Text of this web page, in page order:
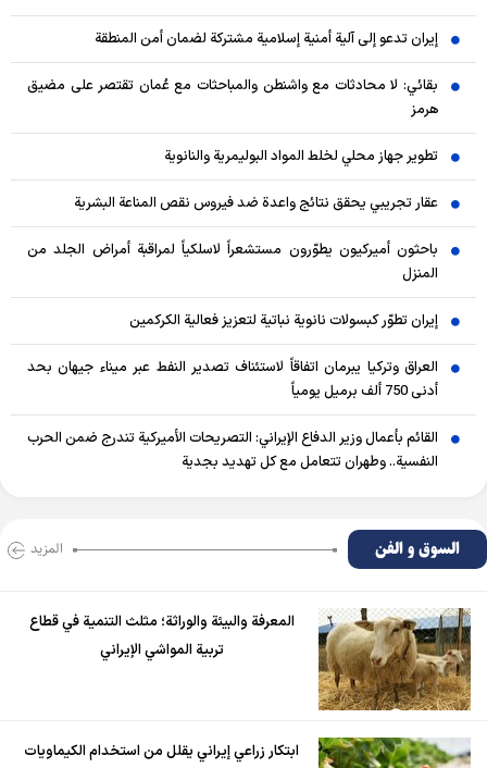
إيران تدعو إلى آلية أمنية إسلامية مشتركة لضمان أمن المنطقة
بقائي: لا محادثات مع واشنطن والمباحثات مع عُمان تقتصر على مضيق
هرمز
تطوير جهاز محلي لخلط المواد البوليمرية والنانوية
عقار تجريبي يحقق نتائج واعدة ضد فيروس نقص المناعة البشرية
باحثون أميركيون يطوّرون مستشعراً لاسلكياً لمراقبة أمراض الجلد من
المنزل
إيران تطوّر كبسولات نانوية نباتية لتعزيز فعالية الكركمين
العراق وتركيا يبرمان اتفاقاً لاستئناف تصدير النفط عبر ميناء جيهان بحد
أدنى 750 ألف برميل يومياً
القائم بأعمال وزير الدفاع الإيراني: التصريحات الأميركية تندرج ضمن الحرب
النفسية.. وطهران تتعامل مع كل تهديد بجدية
السوق و الفن المزید
المعرفة والبيئة والوراثة؛ مثلث التنمية في قطاع
تربية المواشي الإيراني
ابتكار زراعي إيراني يقلل من استخدام الكيماويات